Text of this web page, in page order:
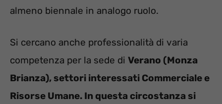
almeno biennale in analogo ruolo.
Si cercano anche professionalità di varia
competenza per la sede di Verano (Monza
Brianza), settori interessati Commerciale e
Risorse Umane. In questa circostanza si